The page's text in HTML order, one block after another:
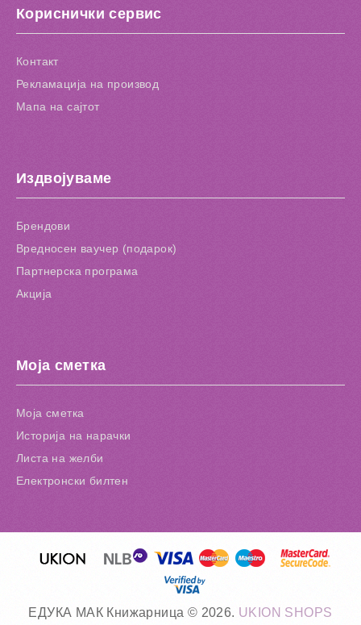
Кориснички сервис
Контакт
Рекламација на производ
Мапа на сајтот
Издвојуваме
Брендови
Вредносен ваучер (подарок)
Партнерска програма
Акција
Моја сметка
Моја сметка
Историја на нарачки
Листа на желби
Електронски билтен
ЕДУКА МАК Книжарница © 2026. UKION SHOPS